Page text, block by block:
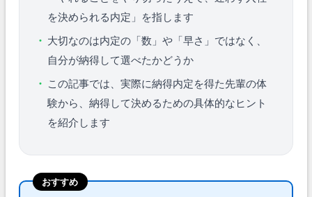
を決められる内定」を指します
大切なのは内定の「数」や「早さ」ではなく、
自分が納得して選べたかどうか
この記事では、実際に納得内定を得た先輩の体
験から、納得して決めるための具体的なヒント
を紹介します
おすすめ